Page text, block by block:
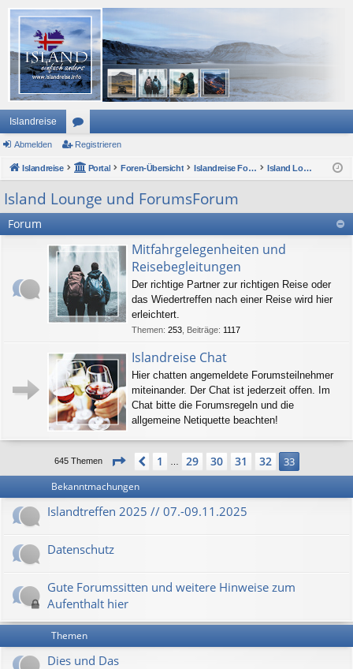
Islandreise
or
en
Abmelden Registrieren
Islandreise Portal Foren-Übersicht Islandreise Forum Island Lounge und ForumsForum
Island Lounge und ForumsForum
Forum
Mitfahrgelegenheiten und
Reisebegleitungen
Der richtige Partner zur richtigen Reise oder
das Wiedertreffen nach einer Reise wird hier
erleichtert.
Themen: 253 Beiträge: 1117
Islandreise Chat
Hier chatten angemeldete Forumsteilnehmer
miteinander. Der Chat ist jederzeit offen. Im
Chat bitte die Forumsregeln und die
allgemeine Netiquette beachten!
645 Themen Seite 33 von33
Vorherige
1 29 30 31 32 33
Bekanntmachungen
Islandtreffen 2025 // 07.-09.11.2025
Datenschutz
Gute Forumssitten und weitere Hinweise zum
Aufenthalt hier
Themen
Dies und Das